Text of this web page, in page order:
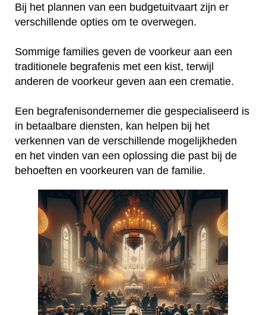
Bij het plannen van een budgetuitvaart zijn er
verschillende opties om te overwegen.
Sommige families geven de voorkeur aan een
traditionele begrafenis met een kist, terwijl
anderen de voorkeur geven aan een crematie.
Een begrafenisondernemer die gespecialiseerd is
in betaalbare diensten, kan helpen bij het
verkennen van de verschillende mogelijkheden
en het vinden van een oplossing die past bij de
behoeften en voorkeuren van de familie.